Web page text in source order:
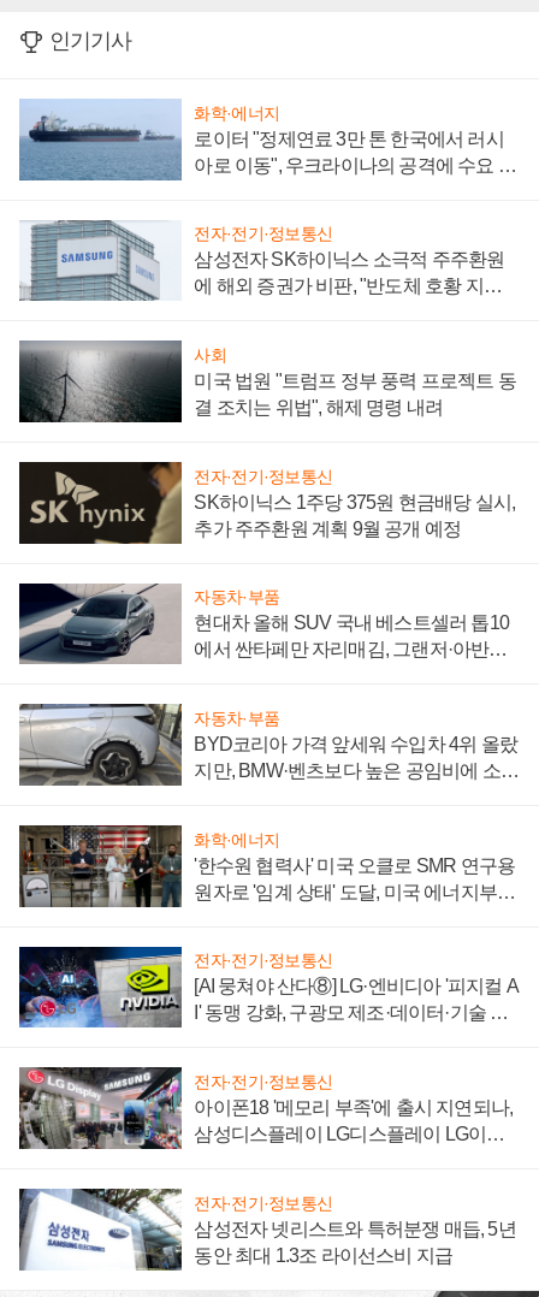
인기기사
화학·에너지
로이터 "정제연료 3만 톤 한국에서 러시
아로 이동", 우크라이나의 공격에 수요 늘
전자·전기·정보통신
삼성전자 SK하이닉스 소극적 주주환원
에 해외 증권가 비판, "반도체 호황 지속
사회
미국 법원 "트럼프 정부 풍력 프로젝트 동
결 조치는 위법", 해제 명령 내려
전자·전기·정보통신
SK하이닉스 1주당 375원 현금배당 실시,
추가 주주환원 계획 9월 공개 예정
자동차·부품
현대차 올해 SUV 국내 베스트셀러 톱10
에서 싼타페만 자리매김, 그랜저·아반떼
자동차·부품
BYD코리아 가격 앞세워 수입차 4위 올랐
지만, BMW·벤츠보다 높은 공임비에 소비
화학·에너지
'한수원 협력사' 미국 오클로 SMR 연구용
원자로 '임계 상태' 도달, 미국 에너지부
전자·전기·정보통신
[AI 뭉쳐야 산다⑧] LG·엔비디아 '피지컬 A
I' 동맹 강화, 구광모 제조·데이터·기술 결
전자·전기·정보통신
아이폰18 '메모리 부족'에 출시 지연되나,
삼성디스플레이 LG디스플레이 LG이노
전자·전기·정보통신
삼성전자 넷리스트와 특허분쟁 매듭, 5년
동안 최대 1.3조 라이선스비 지급